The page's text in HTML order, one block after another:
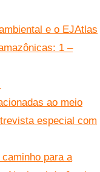
e o EJAtlas
1 –
ao meio
especial com
para a